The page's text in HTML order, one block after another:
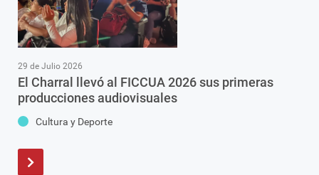
29 de Julio 2026
El Charral llevó al FICCUA 2026 sus primeras
producciones audiovisuales
Cultura y Deporte